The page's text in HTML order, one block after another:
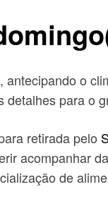
antecipando o
detalhes para o
retirada pelo
acompanhar
de